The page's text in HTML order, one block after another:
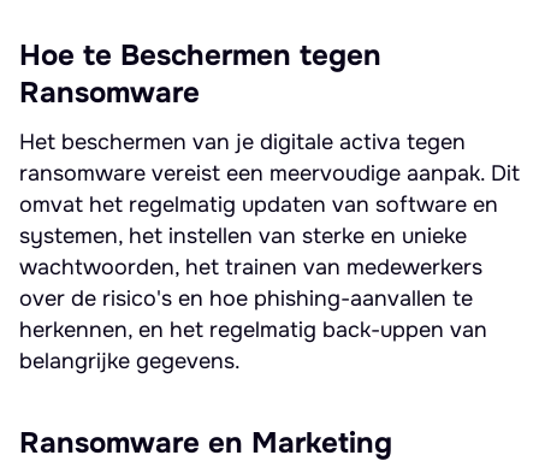
Hoe te Beschermen tegen
Ransomware
Het beschermen van je digitale activa tegen
ransomware vereist een meervoudige aanpak. Dit
omvat het regelmatig updaten van software en
systemen, het instellen van sterke en unieke
wachtwoorden, het trainen van medewerkers
over de risico's en hoe phishing-aanvallen te
herkennen, en het regelmatig back-uppen van
belangrijke gegevens.
Ransomware en Marketing